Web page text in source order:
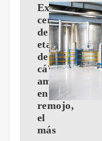
Extractor
centrífugo
de
etanol
de
cá?
amo
en
remojo,
el
más